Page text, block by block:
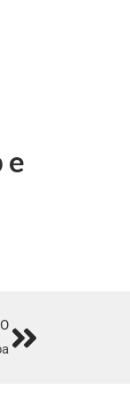
e
Next